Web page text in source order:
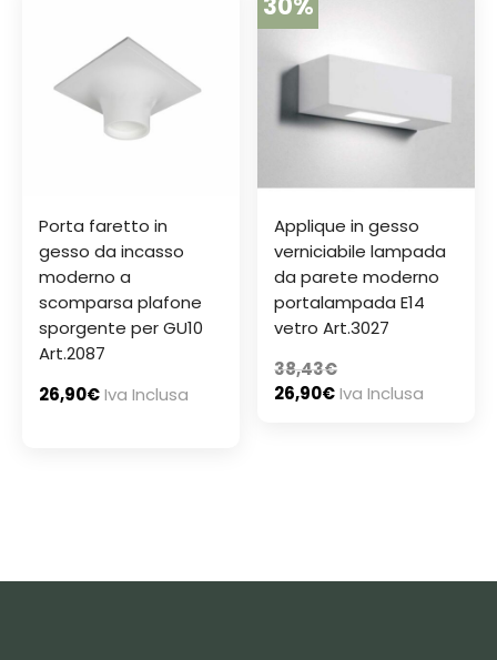
Porta faretto in
gesso da incasso
moderno a
scomparsa plafone
sporgente per GU10
Art.2087
26,90€Iva Inclusa
Applique in gesso
verniciabile lampada
da parete moderno
portalampada E14
vetro Art.3027
38,43€
26,90€Iva Inclusa